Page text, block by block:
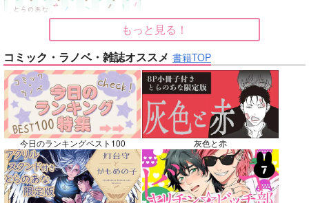
再販希望
No.7
ベテルギウスの光
No.8
Vestige
No.8
双駆（特装版）
もっと見る！
コミック・ラノベ・雑誌オススメ 書籍TOP
今日のランキングベスト100 灰色と赤